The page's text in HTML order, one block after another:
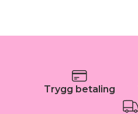
Trygg betaling